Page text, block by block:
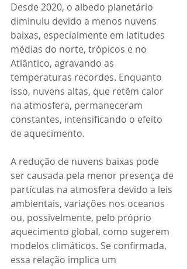
Desde 2020, o albedo planetário
diminuiu devido a menos nuvens
baixas, especialmente em latitudes
médias do norte, trópicos e no
Atlântico, agravando as
temperaturas recordes. Enquanto
isso, nuvens altas, que retêm calor
na atmosfera, permaneceram
constantes, intensificando o efeito
de aquecimento.
A redução de nuvens baixas pode
ser causada pela menor presença de
partículas na atmosfera devido a leis
ambientais, variações nos oceanos
ou, possivelmente, pelo próprio
aquecimento global, como sugerem
modelos climáticos. Se confirmada,
essa relação implica um